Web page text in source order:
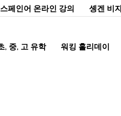
스페인어 온라인 강의 솅겐 비
, 중, 고 유학 워킹 홀리데이